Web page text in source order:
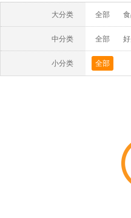
大分类 全部
中分类 全部
小分类 全部